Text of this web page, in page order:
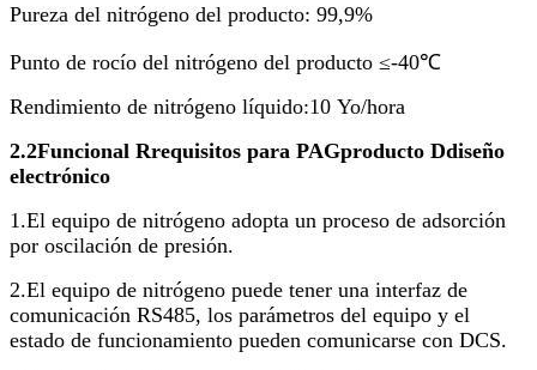
Pureza del nitrógeno del producto: 99,9%
Punto de rocío del nitrógeno del producto ≤-40℃
Rendimiento de nitrógeno líquido:10 Yo/hora
2.2Funcional Rrequisitos para PAGproducto Ddiseño
electrónico
1 .El equipo de nitrógeno adopta un proceso de adsorción
por oscilación de presión.
2.El equipo de nitrógeno puede tener una interfaz de
comunicación RS485, los parámetros del equipo y el
estado de funcionamiento pueden comunicarse con DCS.